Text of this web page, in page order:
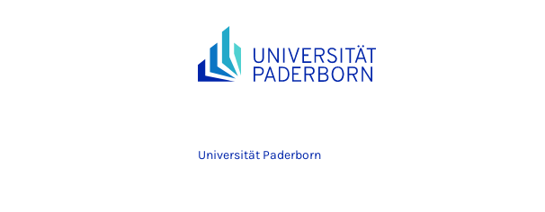
Universität Paderborn